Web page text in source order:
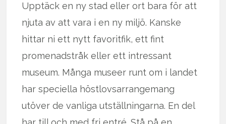
Upptäck en ny stad eller ort bara för att
njuta av att vara i en ny miljö. Kanske
hittar ni ett nytt favoritfik, ett fint
promenadstråk eller ett intressant
museum. Många museer runt om i landet
har speciella höstlovsarrangemang
utöver de vanliga utställningarna. En del